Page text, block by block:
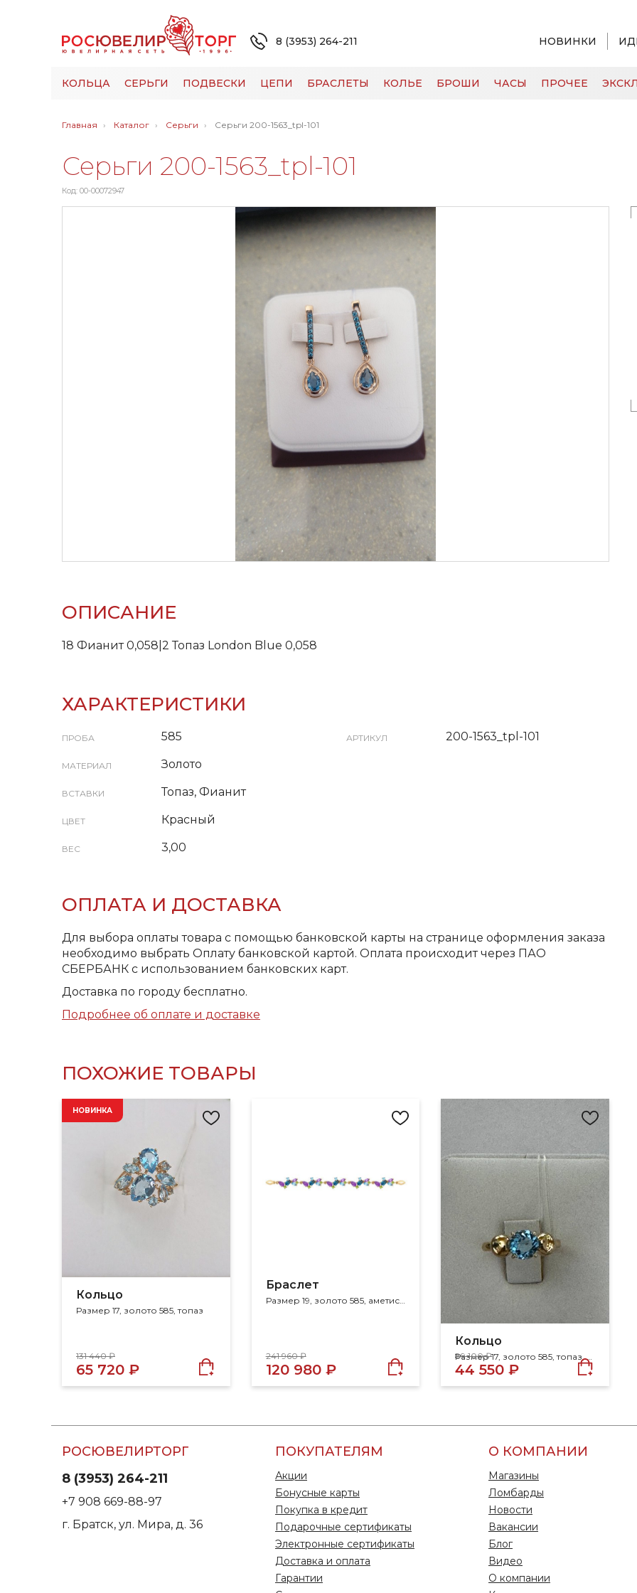
8 (3953) 264-211 НОВИНКИ
КОЛЬЦА СЕРЬГИ ПОДВЕСКИ ЦЕПИ БРАСЛЕТЫ КОЛЬЕ БРОШИ ЧАСЫ ПРОЧЕЕ
Главная Каталог Серьги Серьги 200-1563_tpl-101
Серьги 200-1563_tpl-101
Код: 00-00072947
ОПИСАНИЕ
18 Фианит 0,058|2 Топаз London Blue 0,058
ХАРАКТЕРИСТИКИ
ПРОБА 585
МАТЕРИАЛ Золото
ВСТАВКИ Топаз, Фианит
ЦВЕТ Красный
ВЕС 3,00
АРТИКУЛ 200-1563_tpl-101
ОПЛАТА И ДОСТАВКА
Для выбора оплаты товара с помощью банковской карты на странице оформления заказа
необходимо выбрать Оплату банковской картой. Оплата происходит через ПАО
СБЕРБАНК с использованием банковских карт.
Доставка по городу бесплатно.
Подробнее об оплате и доставке
ПОХОЖИЕ ТОВАРЫ
Кольцо
Размер 17, золото 585, топаз
НОВИНКА
131 440 ₽
65 720 ₽
Браслет
Размер 19, золото 585, аметист, топаз, хризолит
241 960 ₽
120 980 ₽
Кольцо
Размер 17, золото 585, топаз, топаз swiss
89 100 ₽
44 550 ₽
РОСЮВЕЛИРТОРГ
8 (3953) 264-211
+7 908 669-88-97
г. Братск, ул. Мира, д. 36
ПОКУПАТЕЛЯМ
Акции
Бонусные карты
Покупка в кредит
Подарочные сертификаты
Электронные сертификаты
Доставка и оплата
Гарантии
О КОМПАНИИ
Магазины
Ломбарды
Новости
Вакансии
Блог
Видео
О компании